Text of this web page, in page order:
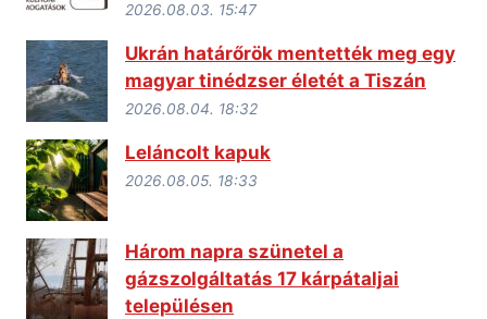
2026.08.03. 15:47
Ukrán határőrök mentették meg egy
magyar tinédzser életét a Tiszán
2026.08.04. 18:32
Leláncolt kapuk
2026.08.05. 18:33
Három napra szünetel a
gázszolgáltatás 17 kárpátaljai
településen